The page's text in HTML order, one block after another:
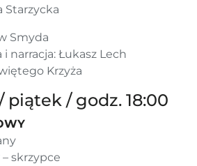
Starzycka
Smyda
i narracja: Łukasz Lech
Krzyża
piątek / godz. 18:00
skrzypce